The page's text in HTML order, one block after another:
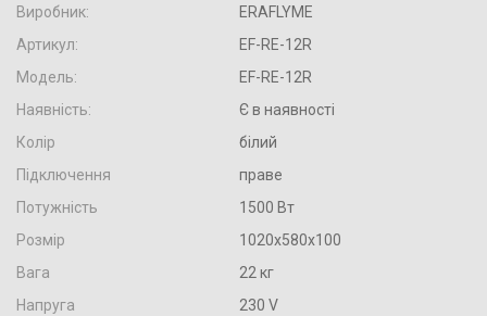
Виробник:
ERAFLYME
Артикул:
EF-RE-12R
Модель:
EF-RE-12R
Наявність:
Є в наявності
Колір
білий
Підключення
праве
Потужність
1500 Вт
Розмір
1020х580х100
Вага
22 кг
Напруга
230 V